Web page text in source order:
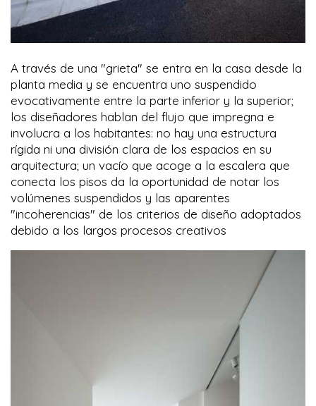
A través de una "grieta" se entra en la casa desde la
planta media y se encuentra uno suspendido
evocativamente entre la parte inferior y la superior;
los diseñadores hablan del flujo que impregna e
involucra a los habitantes: no hay una estructura
rígida ni una división clara de los espacios en su
arquitectura; un vacío que acoge a la escalera que
conecta los pisos da la oportunidad de notar los
volúmenes suspendidos y las aparentes
"incoherencias" de los criterios de diseño adoptados
debido a los largos procesos creativos